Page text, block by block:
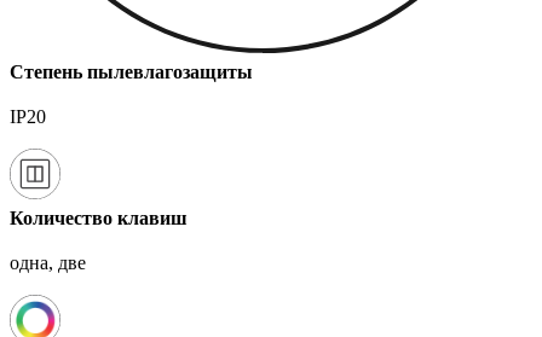
Степень пылевлагозащиты
IP20
Количество клавиш
одна, две